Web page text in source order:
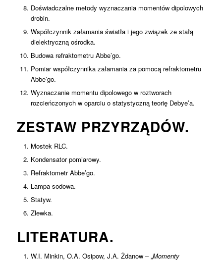
Doświadczalne metody wyznaczania momentów dipolowych
drobin.
Współczynnik załamania światła i jego związek ze stałą
dielektryczną ośrodka.
Budowa refraktometru Abbe’go.
Pomiar współczynnika załamania za pomocą refraktometru
Abbe’go.
Wyznaczanie momentu dipolowego w roztworach
rozcieńczonych w oparciu o statystyczną teorię Debye’a.
ZESTAW PRZYRZĄDÓW.
Mostek RLC.
Kondensator pomiarowy.
Refraktometr Abbe’go.
Lampa sodowa.
Statyw.
Zlewka.
LITERATURA.
W.I. Minkin, O.A. Osipow, J.A. Żdanow – „Momenty